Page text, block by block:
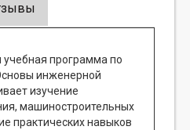
программа по
инженерной
изучение
машиностроительных
практических навыков